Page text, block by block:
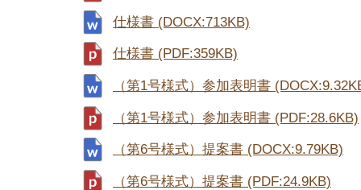
仕様書 (DOCX:713KB)
仕様書 (PDF:359KB)
（第1号様式）参加表明書
（第1号様式）参加表明書 (PDF:28.6KB)
（第6号様式）提案書 (DOCX:9.79KB)
（第6号様式）提案書 (PDF:24.9KB)